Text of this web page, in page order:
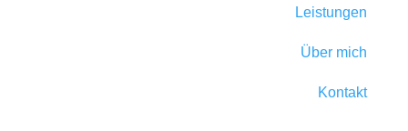
Leistungen
Über mich
Kontakt